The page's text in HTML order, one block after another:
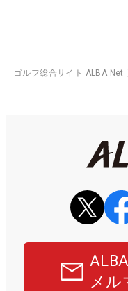
ゴルフ総合サイト ALBA Net
メル